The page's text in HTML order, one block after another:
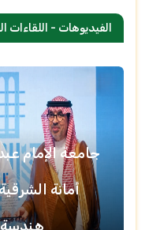
الفيديوهات - اللقاءات
جامعة الإمام
أمانة
هندسة